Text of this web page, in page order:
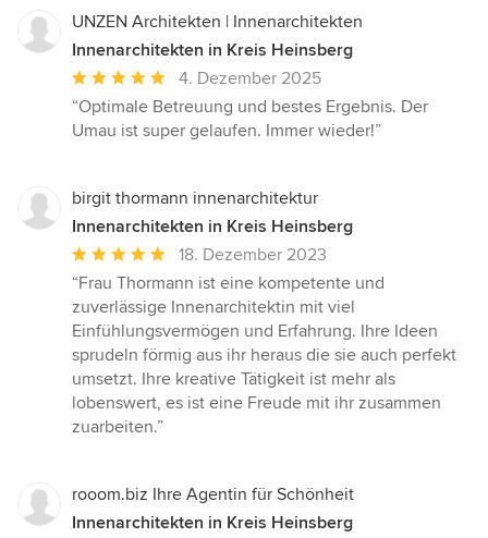
UNZEN Architekten | Innenarchitekten
Innenarchitekten in Kreis Heinsberg
Durchschnittliche
Bewertung:
5
Sternen
4. Dezember 2025
“Optimale Betreuung und bestes Ergebnis. Der
Umau ist super gelaufen. Immer wieder!”
birgit thormann innenarchitektur
Innenarchitekten in Kreis Heinsberg
Durchschnittliche
Bewertung:
5
von
5
Sternen
18. Dezember 2023
“Frau Thormann ist eine kompetente und
zuverlässige Innenarchitektin mit viel
Einfühlungsvermögen und Erfahrung. Ihre Ideen
sprudeln förmig aus ihr heraus die sie auch perfekt
umsetzt. Ihre kreative Tätigkeit ist mehr als
lobenswert, es ist eine Freude mit ihr zusammen
zuarbeiten.”
rooom.biz Ihre Agentin für Schönheit
Innenarchitekten in Kreis Heinsberg